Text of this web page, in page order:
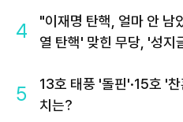
4
"이재명 탄핵, 얼마 안 남
열 탄핵' 맞힌 무당, '성지
5
13호 태풍 '돌핀'·15호 '
치는?